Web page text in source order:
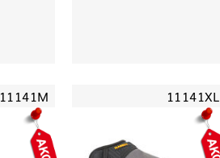
11141M 11141XL